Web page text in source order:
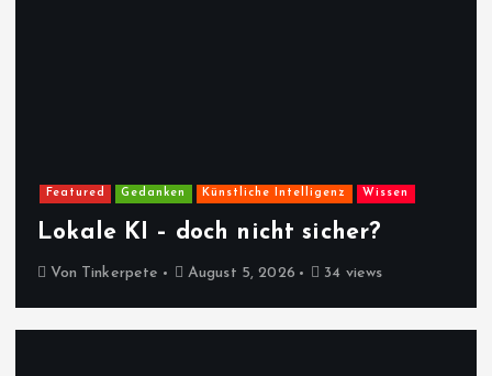
Featured Gedanken Künstliche Intelligenz Wissen
Lokale KI – doch nicht sicher?
Von Tinkerpete August 5, 2026 34 views